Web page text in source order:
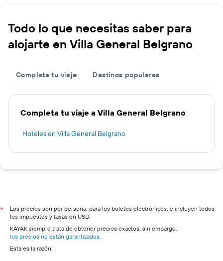
Todo lo que necesitas saber para
alojarte en Villa General Belgrano
Completa tu viaje Destinos populares
Completa tu viaje a Villa General Belgrano
Hoteles en Villa General Belgrano
*
Los precios son por persona, para los boletos electrónicos, e incluyen todos
los impuestos y tasas en USD.
KAYAK siempre trata de obtener precios exactos, sin embargo,
los precios no están garantizados.
Esta es la razón: